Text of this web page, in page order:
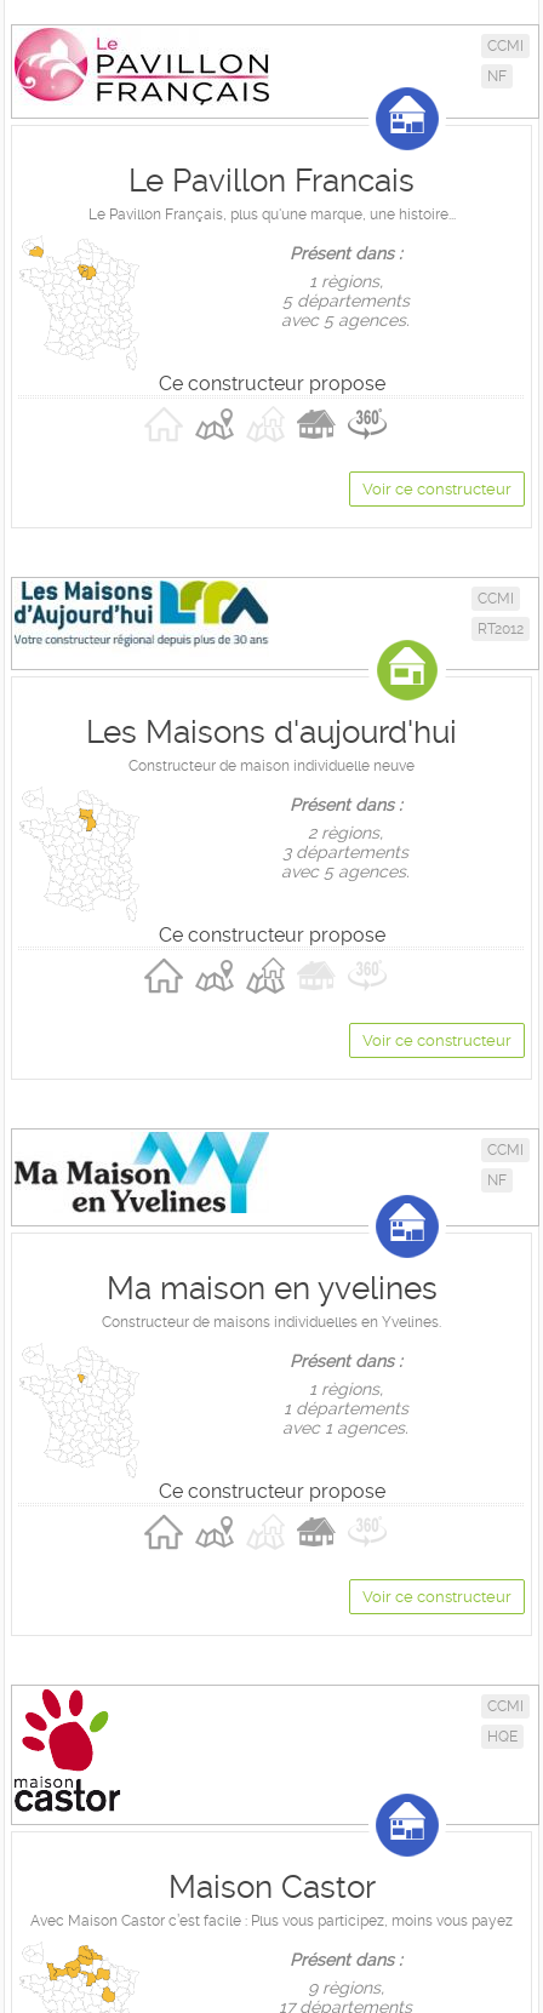
CCMI
NF
Le Pavillon Francais
Le Pavillon Français, plus qu'une marque, une histoire...
Présent dans :
1 règions,
5 départements
avec 5 agences.
Ce constructeur propose
Voir ce constructeur
CCMI
RT2012
Les Maisons d'aujourd'hui
Constructeur de maison individuelle neuve
Présent dans :
2 règions,
3 départements
avec 5 agences.
Ce constructeur propose
Voir ce constructeur
CCMI
NF
Ma maison en yvelines
Constructeur de maisons individuelles en Yvelines.
Présent dans :
1 règions,
1 départements
avec 1 agences.
Ce constructeur propose
Voir ce constructeur
CCMI
HQE
Maison Castor
Avec Maison Castor c’est facile : Plus vous participez, moins vous payez
Présent dans :
9 règions,
17 départements